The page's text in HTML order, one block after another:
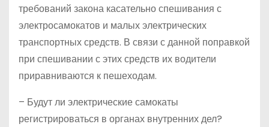
требований закона касательно спешивания с
электросамокатов и малых электрических
транспортных средств. В связи с данной поправкой
при спешивании с этих средств их водители
приравниваются к пешеходам.
– Будут ли электрические самокаты
регистрироваться в органах внутренних дел?